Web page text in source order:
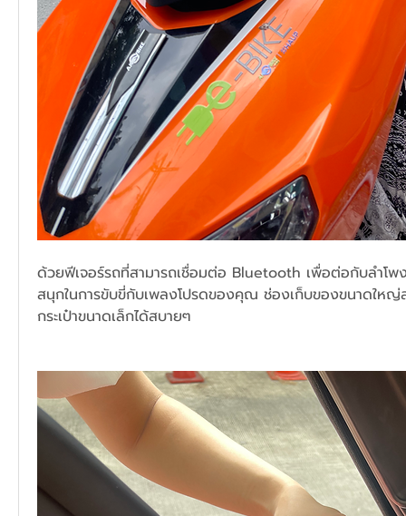
ด้วยฟีเจอร์รถที่สามารถเชื่อมต่อ Bluetooth เพื่อต่อกับลำโพ
สนุกในการขับขี่กับเพลงโปรดของคุณ ช่องเก็บของขนาดใหญ่ส
กระเป๋าขนาดเล็กได้สบายๆ